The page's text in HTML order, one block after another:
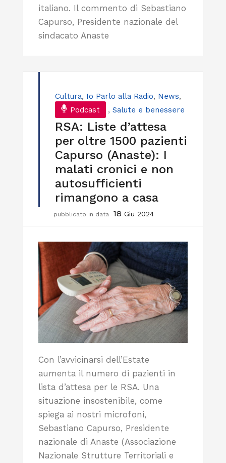
italiano. Il commento di Sebastiano
Capurso, Presidente nazionale del
sindacato Anaste
Cultura, Io Parlo alla Radio, News,
Podcast
, Salute e benessere
RSA: Liste d’attesa
per oltre 1500 pazienti
Capurso (Anaste): I
malati cronici e non
autosufficienti
rimangono a casa
pubblicato in data 18 Giu 2024
Con l’avvicinarsi dell’Estate
aumenta il numero di pazienti in
lista d’attesa per le RSA. Una
situazione insostenibile, come
spiega ai nostri microfoni,
Sebastiano Capurso, Presidente
nazionale di Anaste (Associazione
Nazionale Strutture Territoriali e